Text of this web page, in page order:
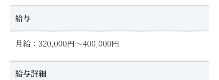
給与
月給：320,000円～400,000円
給与詳細